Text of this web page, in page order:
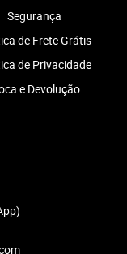
Segurança
de Frete Grátis
de Privacidade
e Devolução